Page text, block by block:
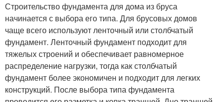
Строительство фундамента для дома из бруса
начинается с выбора его типа. Для брусовых домов
чаще всего используют ленточный или столбчатый
фундамент. Ленточный фундамент подходит для
тяжелых строений и обеспечивает равномерное
распределение нагрузки, тогда как столбчатый
фундамент более экономичен и подходит для легких
конструкций. После выбора типа фундамента